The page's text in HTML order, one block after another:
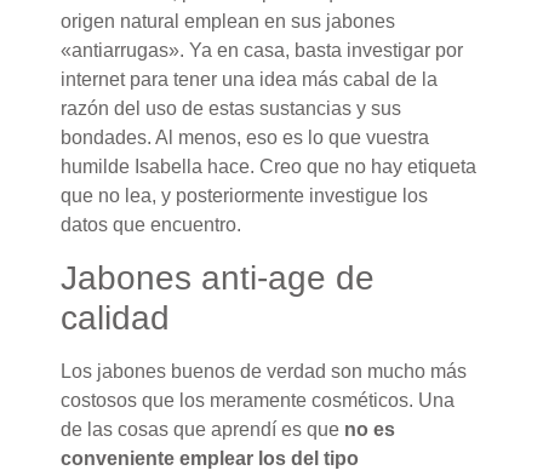
origen natural emplean en sus jabones
«antiarrugas». Ya en casa, basta investigar por
internet para tener una idea más cabal de la
razón del uso de estas sustancias y sus
bondades. Al menos, eso es lo que vuestra
humilde Isabella hace. Creo que no hay etiqueta
que no lea, y posteriormente investigue los
datos que encuentro.
Jabones anti-age de
calidad
Los jabones buenos de verdad son mucho más
costosos que los meramente cosméticos. Una
de las cosas que aprendí es que no es
conveniente emplear los del tipo